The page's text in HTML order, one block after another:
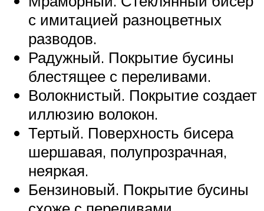
с имитацией разноцветных
разводов.
Радужный. Покрытие бусины
блестящее с переливами.
Волокнистый. Покрытие создает
иллюзию волокон.
Тертый. Поверхность бисера
шершавая, полупрозрачная,
неяркая.
Бензиновый. Покрытие бусины